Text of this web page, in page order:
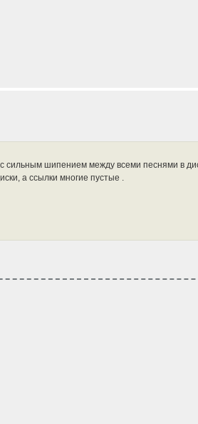
сильным шипением между всеми песнями в
а ссылки многие пустые .